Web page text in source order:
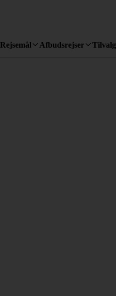
Rejsemål Afbudsrejser Tilvalg